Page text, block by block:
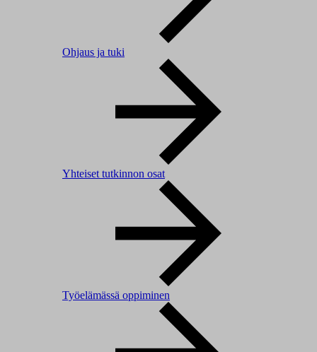
Ohjaus ja tuki
Yhteiset tutkinnon osat
Työelämässä oppiminen